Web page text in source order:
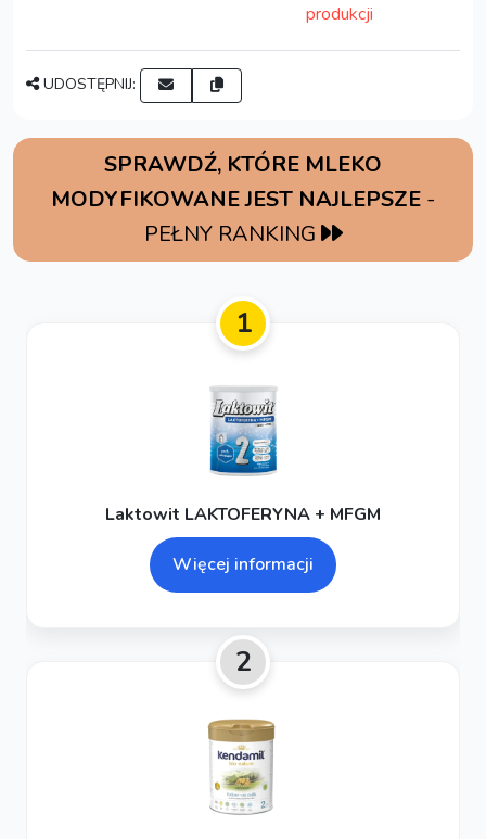
produkcji
UDOSTĘPNIJ:
SPRAWDŹ, KTÓRE MLEKO
MODYFIKOWANE JEST NAJLEPSZE -
PEŁNY RANKING
1
Laktowit LAKTOFERYNA + MFGM
Więcej informacji
2